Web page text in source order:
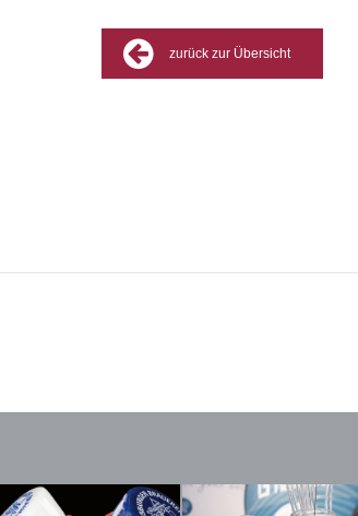
zurück zur Übersicht